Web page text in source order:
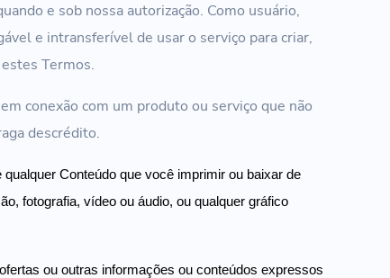
e sob nossa autorização. Como usuário,
e intransferível de usar o serviço para criar,
Termos.
conexão com um produto ou serviço que não
descrédito.
Conteúdo que você imprimir ou baixar de
fotografia, vídeo ou áudio, ou qualquer gráfico
ou outras informações ou conteúdos expressos